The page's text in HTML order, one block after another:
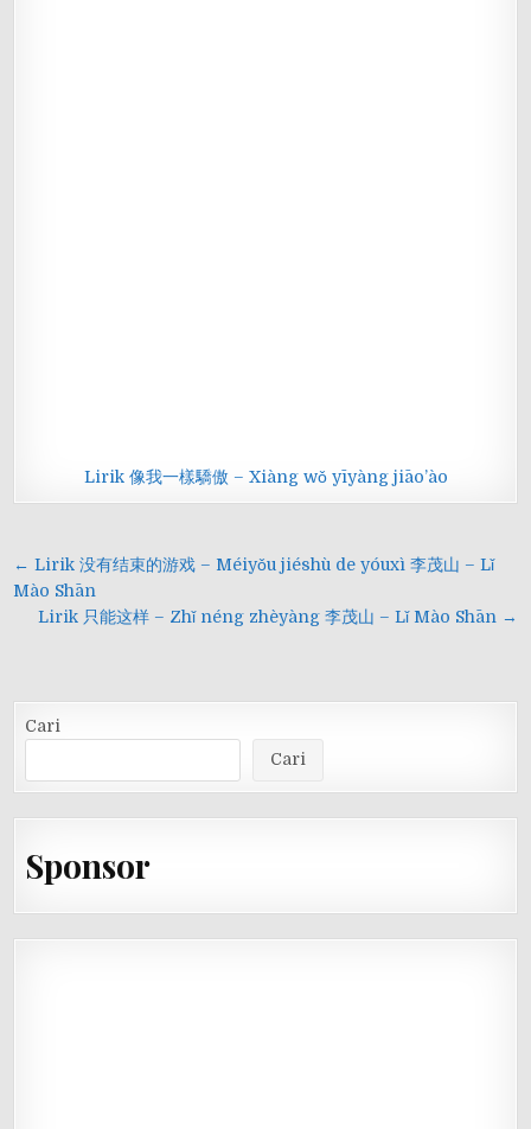
Lirik 像我一樣驕傲 – Xiàng wǒ yīyàng jiāo’ào
Navigasi
pos
← Lirik 没有结束的游戏 – Méiyǒu jiéshù de yóuxì 李茂山 – Lǐ
Mào Shān
Lirik 只能这样 – Zhǐ néng zhèyàng 李茂山 – Lǐ Mào Shān →
Cari
Cari
Sponsor